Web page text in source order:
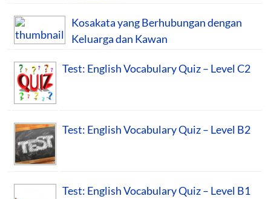
Kosakata yang Berhubungan dengan
Keluarga dan Kawan
Test: English Vocabulary Quiz – Level C2
Test: English Vocabulary Quiz – Level B2
Test: English Vocabulary Quiz – Level B1